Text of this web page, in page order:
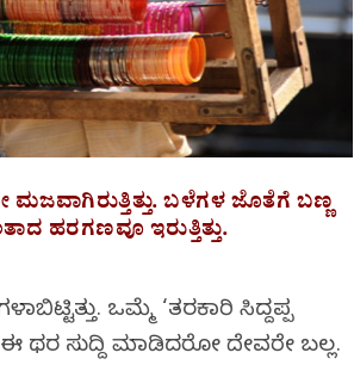
ಬಳೆಗಳ ಜೊತೆಗೆ ಬಣ್ಣ
ಹರಗಣವೂ ಇರುತ್ತಿತ್ತು.
ಒಮ್ಮೆ ‘ತರಕಾರಿ ಸಿದ್ದಪ್ಪ
ಈ ಥರ ಸುದ್ದಿ ಮಾಡಿದರೋ ದೇವರೇ ಬಲ್ಲ.